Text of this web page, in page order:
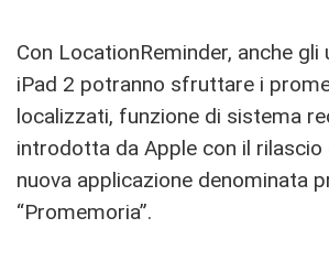
Con LocationReminder, anche gli
iPad 2 potranno sfruttare i
localizzati, funzione di sistema
introdotta da Apple con il rilascio
nuova applicazione denominata
“Promemoria”.